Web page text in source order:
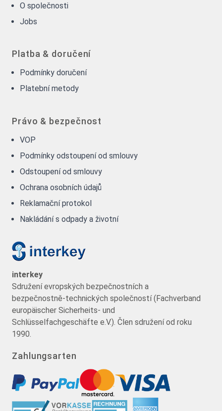
O společnosti
Jobs
Platba & doručení
Podmínky doručení
Platební metody
Právo & bezpečnost
VOP
Podmínky odstoupení od smlouvy
Odstoupení od smlouvy
Ochrana osobních údajů
Reklamační protokol
Nakládání s odpady a životní
interkey
Sdružení evropských bezpečnostních a
bezpečnostně-technických společností (Fachverband
europäischer Sicherheits- und
Schlüsselfachgeschäfte e.V.). Člen sdružení od roku
1990.
Zahlungsarten